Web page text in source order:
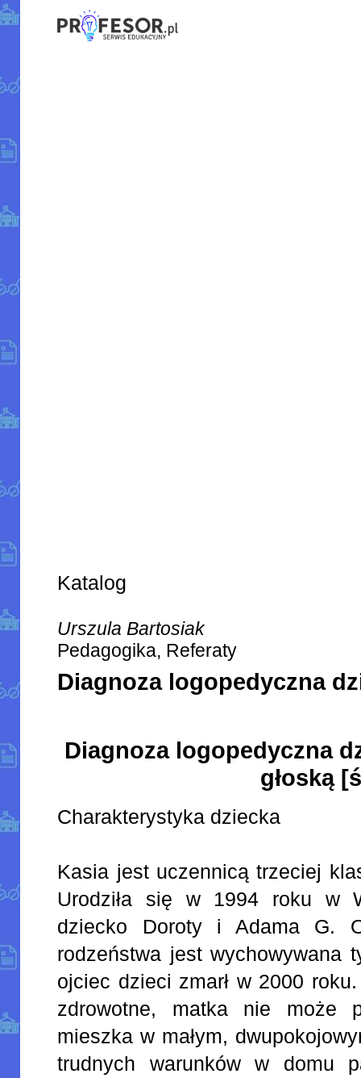
Katalog
Urszula Bartosiak
Pedagogika, Referaty
Diagnoza logopedyczna
Diagnoza logopedyczna
głoską
Charakterystyka dziecka
Kasia jest uczennicą trzeciej
Urodziła się w 1994 roku w
dziecko Doroty i Adama G.
rodzeństwa jest wychowywana
ojciec dzieci zmarł w 2000
zdrowotne, matka nie może
mieszka w małym,
trudnych warunków w domu